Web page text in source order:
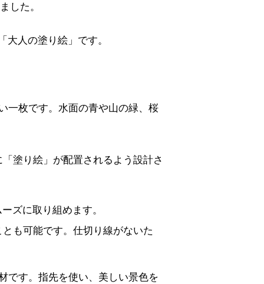
した。
人の塗り絵」です。
一枚です。水面の青や山の緑、桜
塗り絵」が配置されるよう設計さ
ズに取り組めます。
も可能です。仕切り線がないた
です。指先を使い、美しい景色を